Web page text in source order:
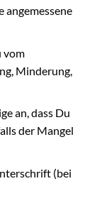
angemessene
vom
Minderung,
an, dass Du
der Mangel
(bei